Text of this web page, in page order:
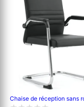
Chaise de réception sans